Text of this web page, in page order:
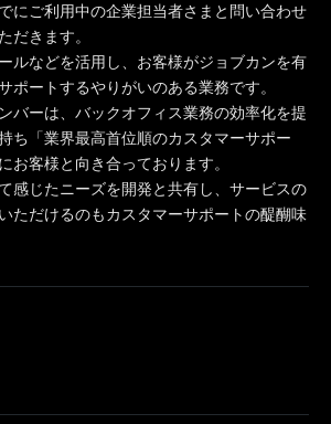
にご利用中の企業担当者さまと問い合わせ
だきます。
ルなどを活用し、お客様がジョブカンを有
ポートするやりがいのある業務です。
バーは、バックオフィス業務の効率化を提
ち「業界最高首位順のカスタマーサポー
お客様と向き合っております。
感じたニーズを開発と共有し、サービスの
ただけるのもカスタマーサポートの醍醐味